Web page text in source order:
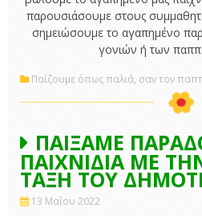
παρουσιάσουμε στους
σημειώσουμε το αγαπημένο
γονιών ή των
Παίζουμε όπως παλιά, σαν τον
ΠΑΙΞΑΜΕ
ΠΑΙΧΝΙΔΙΑ ΜΕ
ΤΑΞΗ ΤΟΥ
13 Μαΐου 2022